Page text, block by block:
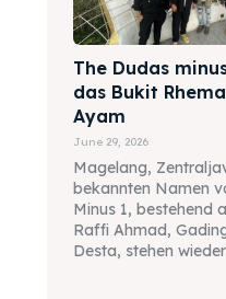
The Dudas
das Bukit
Ayam
June 29, 2026
Magelang,
bekannten Namen
Minus 1, bestehend
Raffi Ahmad,
Desta, stehen